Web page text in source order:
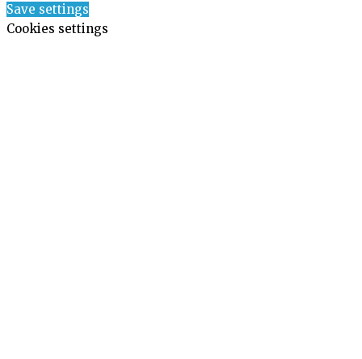
Save settings
Cookies settings